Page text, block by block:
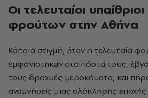
Oι τελευταίοι
φρούτων στην Αθήνα
Κάποια στιγμή, ήταν η τελευταία
εμφανίστηκαν στα πόστα τους,
τους δραχμές μεροκάματο, και
αναμνήσεις μιας ολόκληρης εποχής.